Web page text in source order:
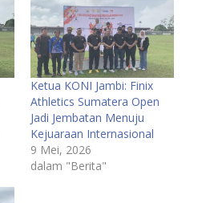
Ketua KONI Jambi: Finix
Athletics Sumatera Open
Jadi Jembatan Menuju
Kejuaraan Internasional
9 Mei, 2026
dalam "Berita"